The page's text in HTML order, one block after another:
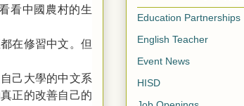
看中國農村的生
在修習中文。但
己大學的中文系
正的改善自己的
Education Partnerships
English Teacher
Event News
HISD